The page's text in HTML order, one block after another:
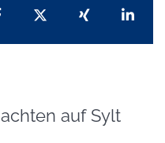
Teilen auf Facebook
Teilen auf X
Teilen auf
auf Sylt